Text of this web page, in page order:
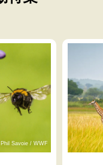
Savoie / WWF